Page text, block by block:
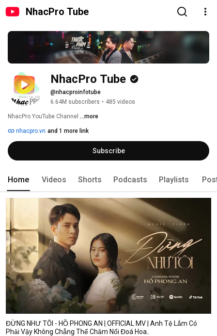
NhacPro Tube
NhacPro Tube
@nhacproinfotube
6.64M subscribers • 485 videos
NhacPro YouTube Channel ...more
nhacpro.vn and 1 more link
Subscribe
Home Videos Shorts Podcasts Playlists
ĐỪNG NHƯ TÔI - HỒ PHONG AN | OFFICIAL MV | Anh Tệ Lắm Có
Phải Vậy Không Chẳng Thể Chăm Nổi Đoá Hoa..